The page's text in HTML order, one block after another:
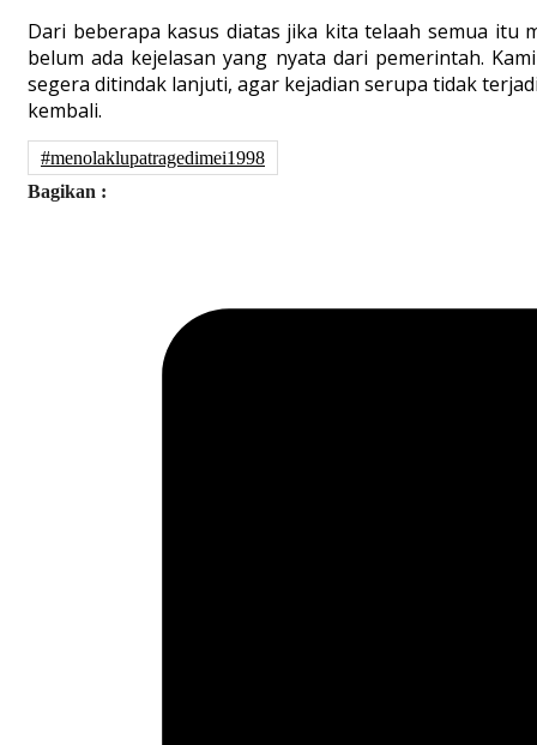
Dari beberapa kasus diatas jika kita telaah semua itu
belum ada kejelasan yang nyata dari pemerintah.
segera ditindak lanjuti, agar kejadian serupa tidak
kembali.
#menolaklupatragedimei1998
Bagikan :